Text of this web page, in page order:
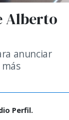
Alberto
anunciar
Perfil.